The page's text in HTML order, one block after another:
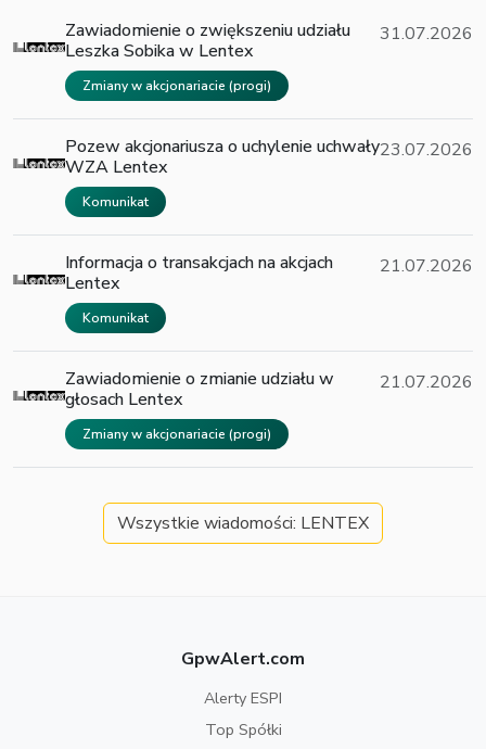
Zawiadomienie o zwiększeniu udziału
Leszka Sobika w Lentex
Zmiany w akcjonariacie (progi)
31.07.2026
Pozew akcjonariusza o uchylenie uchwały
WZA Lentex
Komunikat
23.07.2026
Informacja o transakcjach na akcjach
Lentex
Komunikat
21.07.2026
Zawiadomienie o zmianie udziału w
głosach Lentex
Zmiany w akcjonariacie (progi)
21.07.2026
Wszystkie wiadomości: LENTEX
GpwAlert.com
Alerty ESPI
Top Spółki